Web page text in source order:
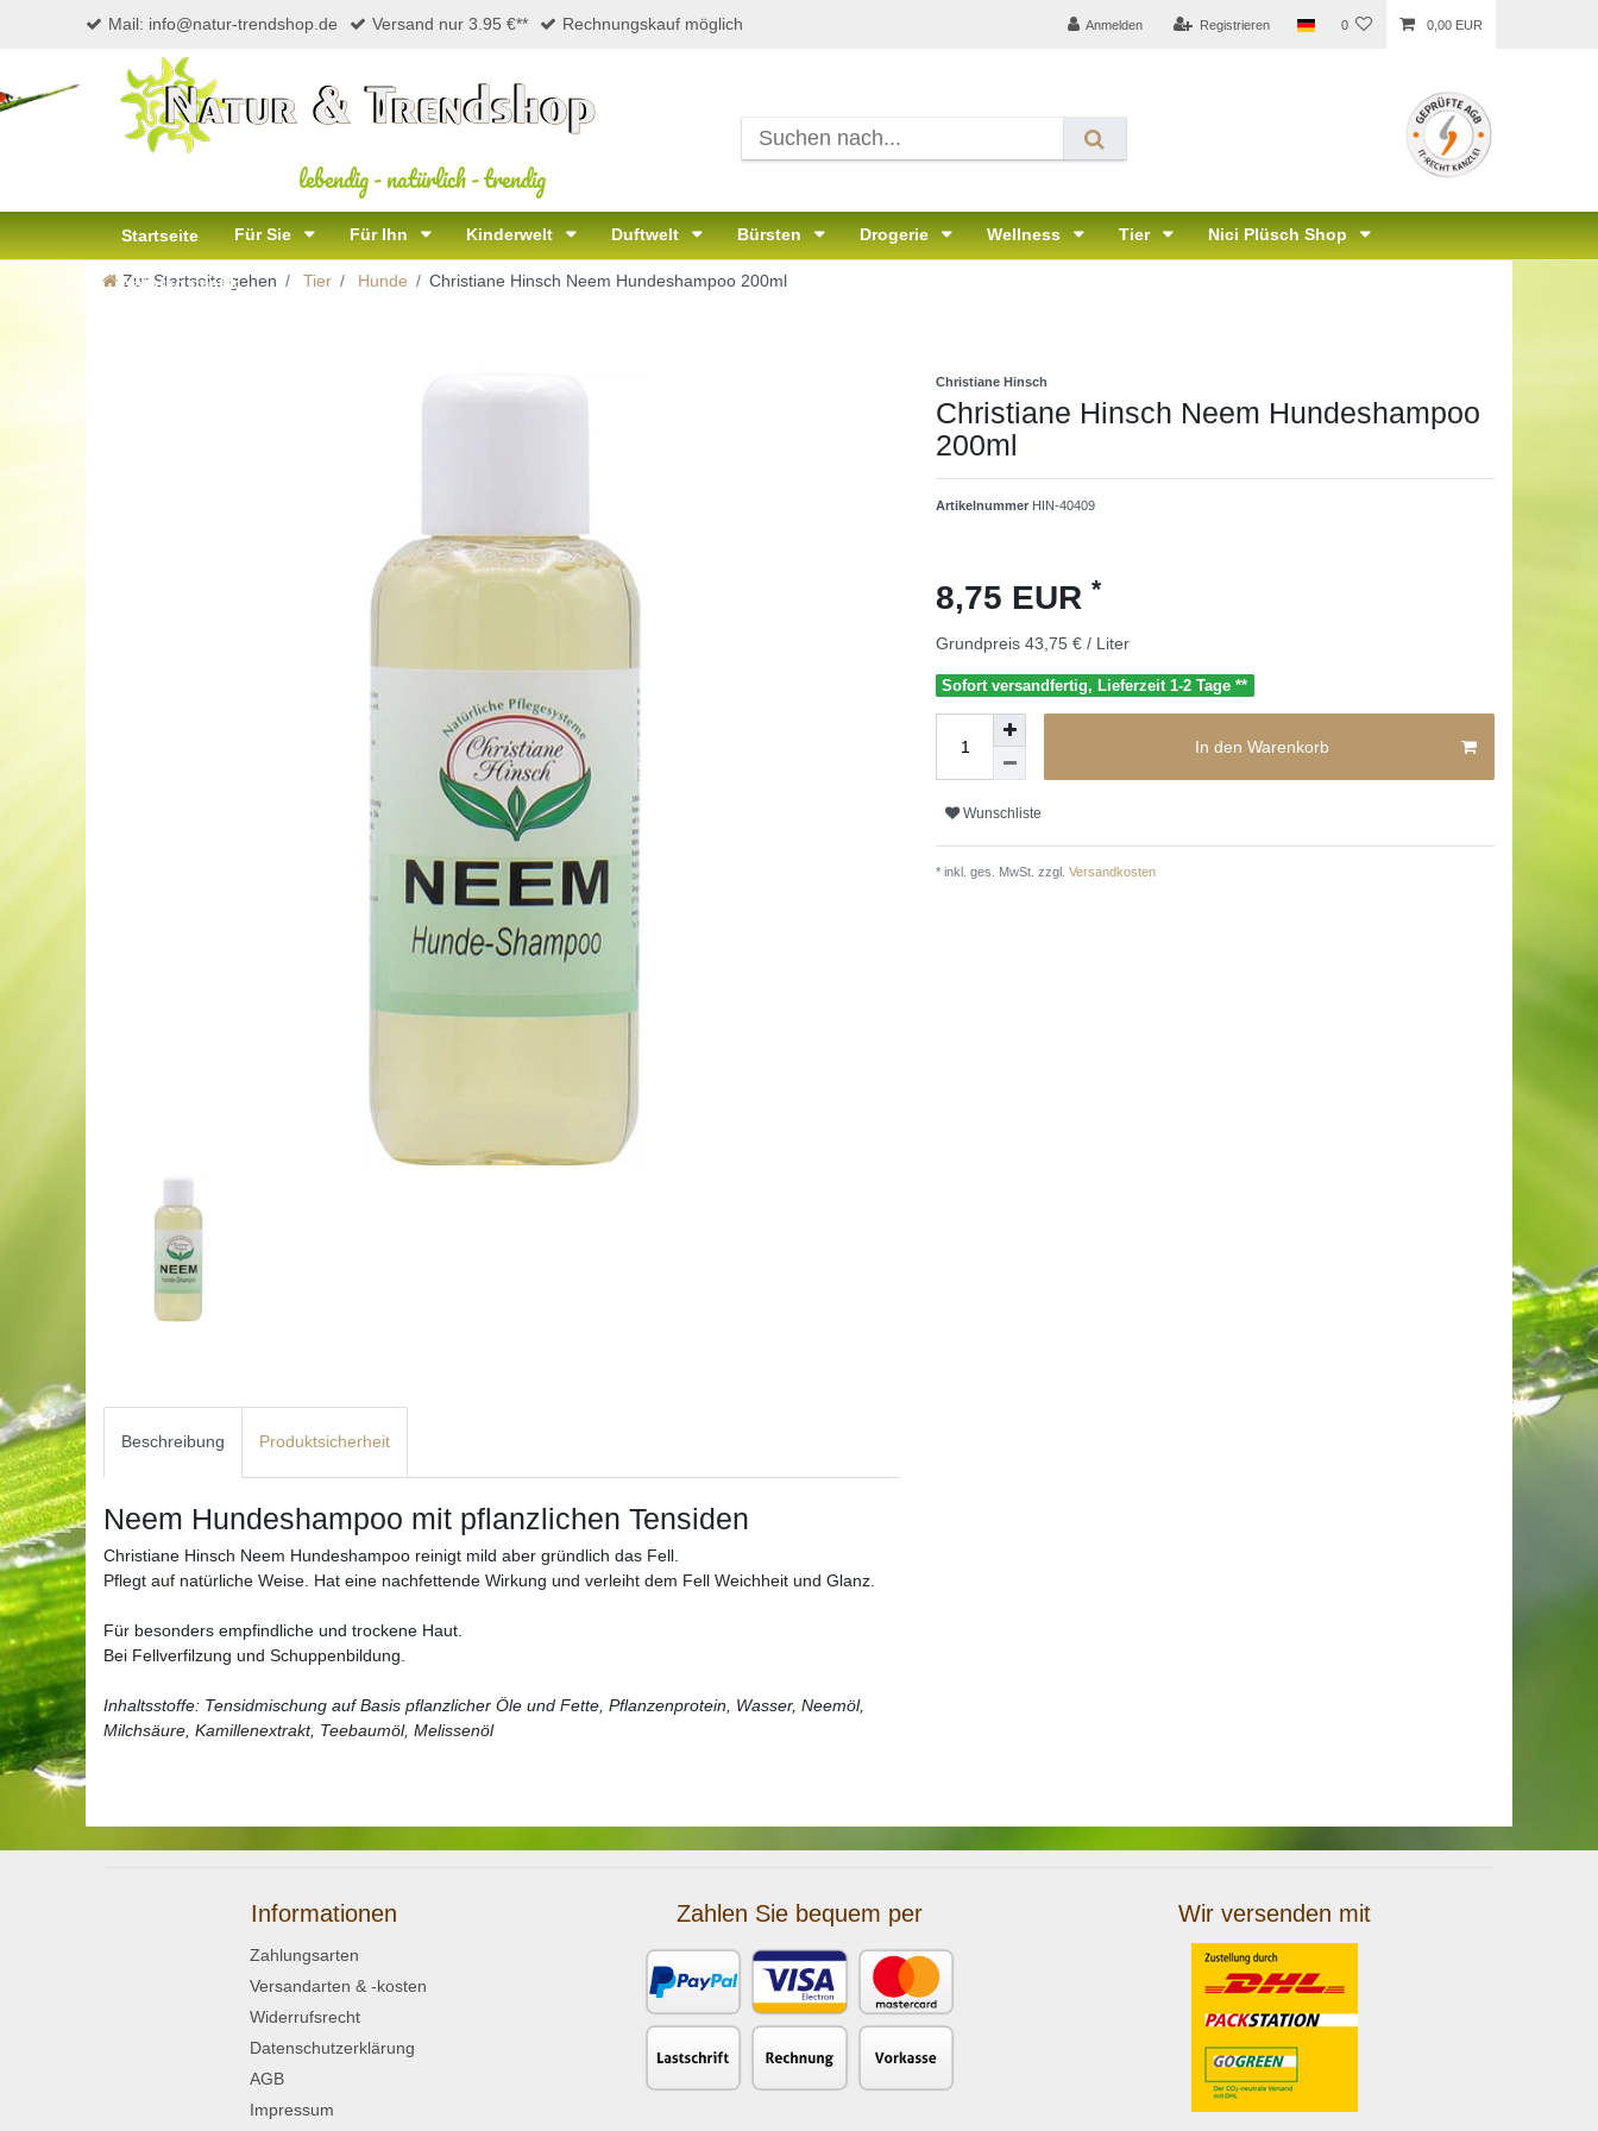
Mail: info@natur-trendshop.de Versand nur 3.95 €** Rechnungskauf möglich Anmelden Registrieren 0 0,00 EUR
lebendig-natürlich-trendig
Startseite Für Sie Für Ihn Kinderwelt Duftwelt Bürsten Drogerie Wellness Tier Nici Plüsch Shop
Naturkosmetik
Zur Startseite gehen Tier Hunde Christiane Hinsch Neem Hundeshampoo 200ml
Christiane Hinsch
Christiane Hinsch Neem Hundeshampoo
200ml
Artikelnummer HIN-40409
8,75 EUR *
Grundpreis 43,75 € / Liter
Sofort versandfertig, Lieferzeit 1-2 Tage **
In den Warenkorb
Wunschliste
* inkl. ges. MwSt. zzgl. Versandkosten
Beschreibung Produktsicherheit
Neem Hundeshampoo mit pflanzlichen Tensiden
Christiane Hinsch Neem Hundeshampoo reinigt mild aber gründlich das Fell.
Pflegt auf natürliche Weise. Hat eine nachfettende Wirkung und verleiht dem Fell Weichheit und Glanz.
Für besonders empfindliche und trockene Haut.
Bei Fellverfilzung und Schuppenbildung.
Inhaltsstoffe: Tensidmischung auf Basis pflanzlicher Öle und Fette, Pflanzenprotein, Wasser, Neemöl,
Milchsäure, Kamillenextrakt, Teebaumöl, Melissenöl
Informationen
Zahlungsarten
Versandarten & -kosten
Widerrufsrecht
Datenschutzerklärung
AGB
Impressum
Zahlen Sie bequem per Wir versenden mit